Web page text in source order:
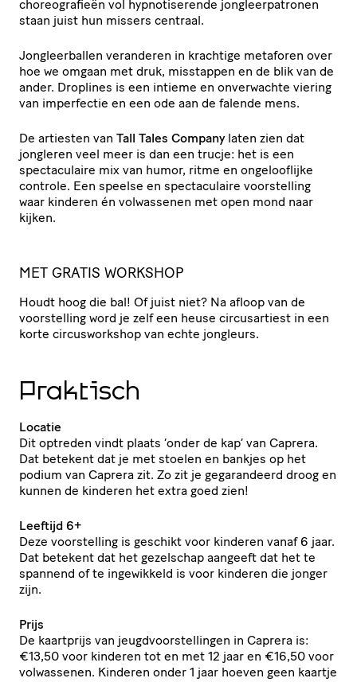
choreografieën vol hypnotiserende jongleerpatronen
staan juist hun missers centraal.
Jongleerballen veranderen in krachtige metaforen over
hoe we omgaan met druk, misstappen en de blik van de
ander. Droplines is een intieme en onverwachte viering
van imperfectie en een ode aan de falende mens.
De artiesten van Tall Tales Companylaten zien dat
jongleren veel meer is dan een trucje: het is een
spectaculaire mix van humor, ritme en ongelooflijke
controle. Een speelse en spectaculaire voorstelling
waar kinderen én volwassenen met open mond naar
kijken.
MET GRATIS WORKSHOP
Houdt hoog die bal! Of juist niet? Na afloop van de
voorstelling word je zelf een heuse circusartiest in een
korte circusworkshop van echte jongleurs.
Praktisch
Locatie
Dit optreden vindt plaats ‘onder de kap’ van Caprera.
Dat betekent dat je met stoelen en bankjes op het
podium van Caprera zit. Zo zit je gegarandeerd droog en
kunnen de kinderen het extra goed zien!
Leeftijd 6+
Deze voorstelling is geschikt voor kinderen vanaf 6 jaar.
Dat betekent dat het gezelschap aangeeft dat het te
spannend of te ingewikkeld is voor kinderen die jonger
zijn.
Prijs
De kaartprijs van jeugdvoorstellingen in Caprera is:
€13,50 voor kinderen tot en met 12 jaar en €16,50 voor
volwassenen. Kinderen onder 1 jaar hoeven geen kaartje